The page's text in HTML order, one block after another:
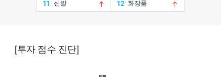
[투자 점수 진단]